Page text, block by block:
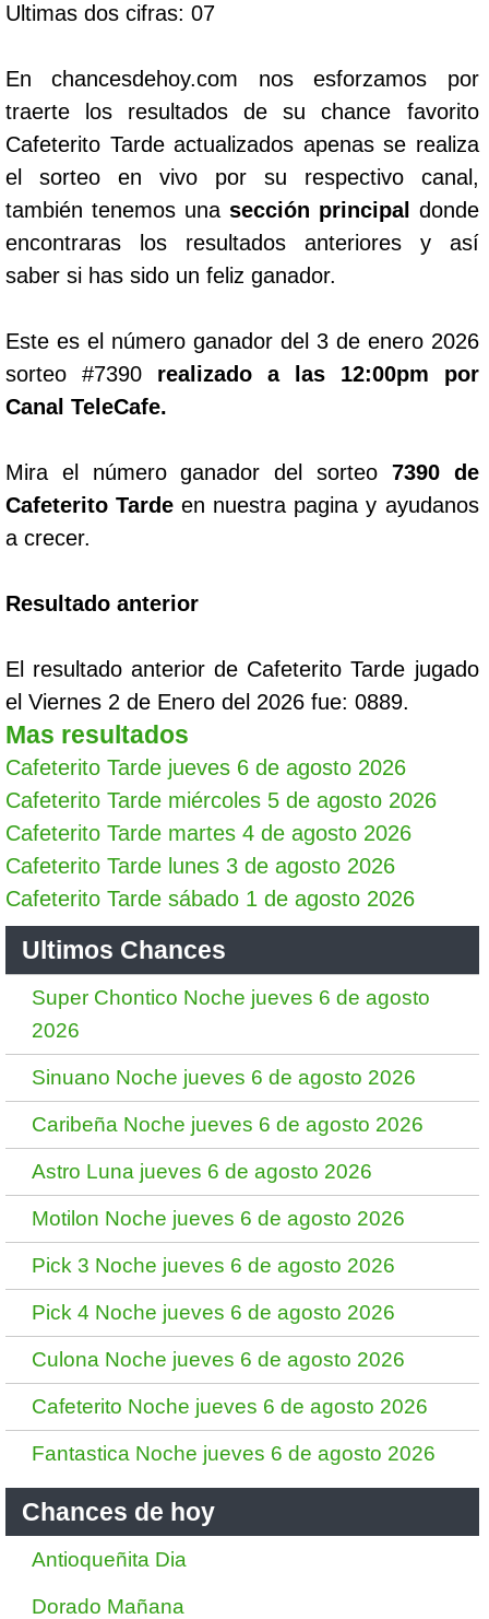
Ultimas dos cifras: 07
En chancesdehoy.com nos esforzamos por
traerte los resultados de su chance favorito
Cafeterito Tarde actualizados apenas se realiza
el sorteo en vivo por su respectivo canal,
también tenemos una sección principal donde
encontraras los resultados anteriores y así
saber si has sido un feliz ganador.
Este es el número ganador del 3 de enero 2026
sorteo #7390 realizado a las 12:00pm por
Canal TeleCafe.
Mira el número ganador del sorteo 7390 de
Cafeterito Tarde en nuestra pagina y ayudanos
a crecer.
Resultado anterior
El resultado anterior de Cafeterito Tarde jugado
el Viernes 2 de Enero del 2026 fue: 0889.
Mas resultados
Cafeterito Tarde jueves 6 de agosto 2026
Cafeterito Tarde miércoles 5 de agosto 2026
Cafeterito Tarde martes 4 de agosto 2026
Cafeterito Tarde lunes 3 de agosto 2026
Cafeterito Tarde sábado 1 de agosto 2026
Ultimos Chances
Super Chontico Noche jueves 6 de agosto
2026
Sinuano Noche jueves 6 de agosto 2026
Caribeña Noche jueves 6 de agosto 2026
Astro Luna jueves 6 de agosto 2026
Motilon Noche jueves 6 de agosto 2026
Pick 3 Noche jueves 6 de agosto 2026
Pick 4 Noche jueves 6 de agosto 2026
Culona Noche jueves 6 de agosto 2026
Cafeterito Noche jueves 6 de agosto 2026
Fantastica Noche jueves 6 de agosto 2026
Chances de hoy
Antioqueñita Dia
Dorado Mañana